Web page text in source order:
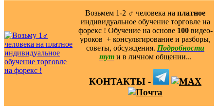
Возьмем 1-2 ‍♂️ человека на платное
индивидуальное обучение торговле на
форекс ! Обучение на основе 100видео-
уроков ️ + консультирование и разборы,
советы, обсуждения. Подробности
тут и в личном общении...
КОНТАКТЫ -